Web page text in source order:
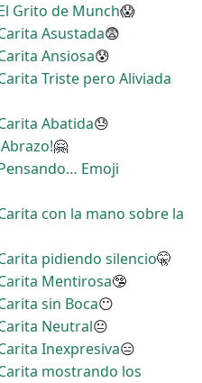
Grito de Munch😱
Asustada😨
Ansiosa😰
Triste pero Aliviada
Abatida😓
🤗
Emoji
con la mano sobre la
pidiendo silencio🤫
Mentirosa🤥
sin Boca😶
Neutral😐
Inexpresiva😑
mostrando los